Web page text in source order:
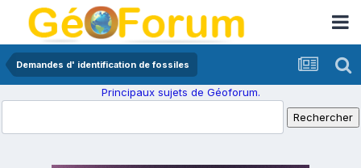
Demandes d' identification de fossiles
Principaux sujets de Géoforum.